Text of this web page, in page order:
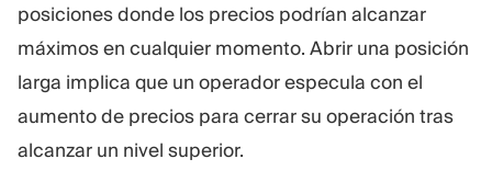
posiciones donde los precios podrían alcanzar
máximos en cualquier momento. Abrir una posición
larga implica que un operador especula con el
aumento de precios para cerrar su operación tras
alcanzar un nivel superior.